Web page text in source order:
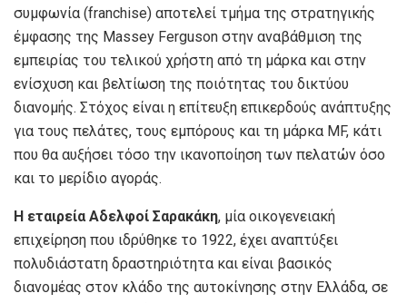
συμφωνία (franchise) αποτελεί τμήμα της στρατηγικής
έμφασης της Massey Ferguson στην αναβάθμιση της
εμπειρίας του τελικού χρήστη από τη μάρκα και στην
ενίσχυση και βελτίωση της ποιότητας του δικτύου
διανομής. Στόχος είναι η επίτευξη επικερδούς ανάπτυξης
για τους πελάτες, τους εμπόρους και τη μάρκα MF, κάτι
που θα αυξήσει τόσο την ικανοποίηση των πελατών όσο
και το μερίδιο αγοράς.
Η εταιρεία Αδελφοί Σαρακάκη, μία οικογενειακή
επιχείρηση που ιδρύθηκε το 1922, έχει αναπτύξει
πολυδιάστατη δραστηριότητα και είναι βασικός
διανομέας στον κλάδο της αυτοκίνησης στην Ελλάδα, σε